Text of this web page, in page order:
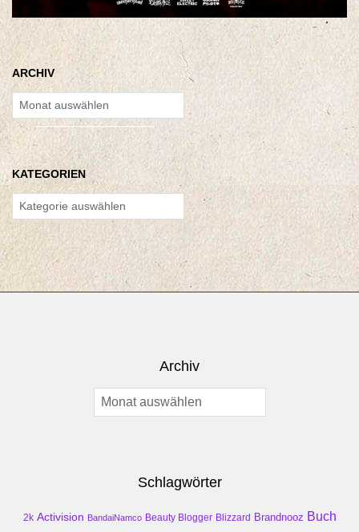
ARCHIV
Archiv
KATEGORIEN
Kategorien
Archiv
Archiv
Schlagwörter
2k Activision BandaiNamco Beauty Blogger Blizzard Brandnooz Buch